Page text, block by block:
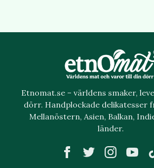
Etnomat.se – världens smaker,
dörr. Handplockade delikatesser
Mellanöstern, Asien, Balkan,
länder.